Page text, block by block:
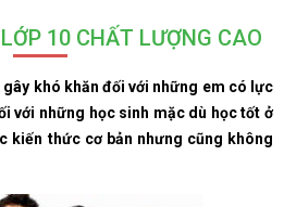
10 CHẤT LƯỢNG CAO
khó khăn đối với những em có lực
với những học sinh mặc dù học tốt ở
kiến thức cơ bản nhưng cũng không